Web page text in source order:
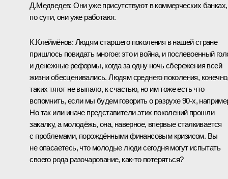
Д.Медведев: Они уже присутствуют в коммерческих банках,
по сути, они уже работают.
К.Клеймёнов: Людям старшего поколения в нашей стране
пришлось повидать многое: это и война, и послевоенный
и денежные реформы, когда за одну ночь сбережения всей
жизни обесценивались. Людям среднего поколения,
таких тягот не выпало, к счастью, но им тоже есть что
вспомнить, если мы будем говорить о разрухе 90-х,
Но так или иначе представители этих поколений прошли
закалку, а молодёжь, она, наверное, впервые сталкивается
с проблемами, порождёнными финансовым кризисом. Вы
не опасаетесь, что молодые люди сегодня могут испытать
своего рода разочарование, как‑то потеряться?